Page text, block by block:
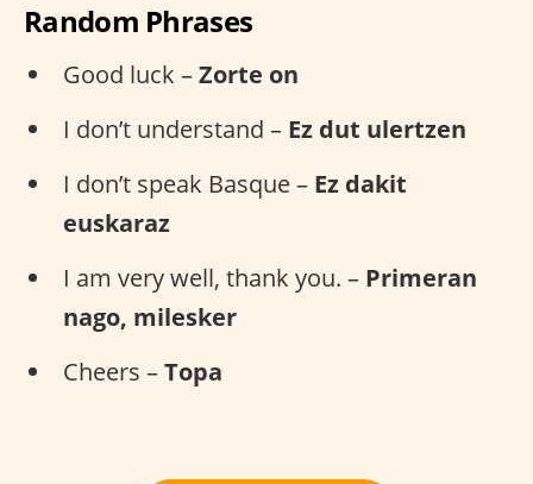
Random Phrases
Good luck –Zorte on
I don’t understand – Ez dut ulertzen
I don’t speak Basque – Ez dakit
euskaraz
I am very well, thank you. – Primeran
nago, milesker
Cheers –Topa